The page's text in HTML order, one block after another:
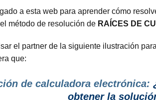
a esta web para aprender cómo
método de resolución de RAÍCES DE
el partner de la siguiente ilustración
que:
de calculadora electrónica:
obtener la